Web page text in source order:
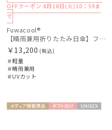
OFFクーポン 8月18日(火)10：59ま
で
Fuwacool®
【晴雨兼用折りたたみ日傘】フワクール®ホワイト（Fuwacool® White）ボタニカル 遮光100％ 遮熱 UV100％
￥13,200 (税込)
＃軽量
＃晴雨兼用
＃UVカット